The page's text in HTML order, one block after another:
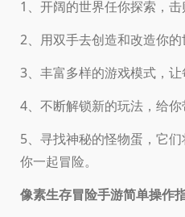
1、开阔的世界任你探索，
2、用双手去创造和改造你的
3、丰富多样的游戏模式，
4、不断解锁新的玩法，给你
5、寻找神秘的怪物蛋，它
你一起冒险。
像素生存冒险手游简单操作